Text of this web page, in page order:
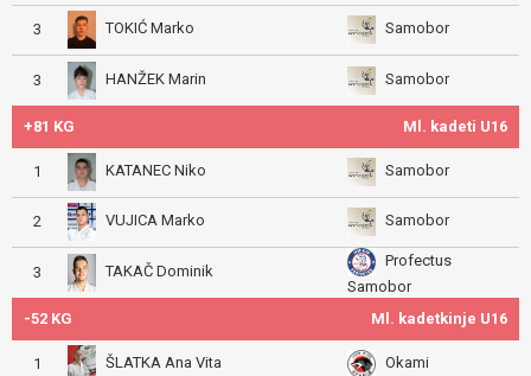
3 TOKIĆ Marko Samobor
3 HANŽEK Marin Samobor
+81 KG Ml. kadeti U16
1 KATANEC Niko Samobor
2 VUJICA Marko Samobor
3 TAKAČ Dominik
Profectus
Samobor
-52 KG
Ml. kadetkinje U16
1 ŠLATKA Ana Vita Okami